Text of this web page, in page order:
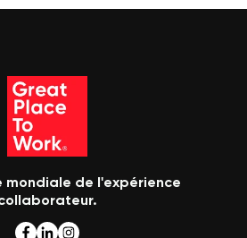
mondiale de l'expérience